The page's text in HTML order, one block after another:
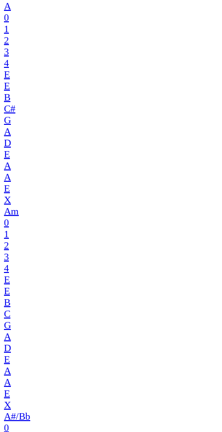
A
0
1
2
3
4
E
E
B
C#
G
A
D
E
A
A
E
X
Am
0
1
2
3
4
E
E
B
C
G
A
D
E
A
A
E
X
A#/Bb
0